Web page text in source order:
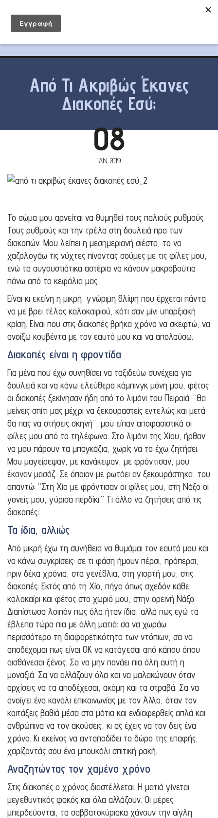
Από Τι Ακριβώς Έκανες
Διακοπές Εσύ;
08
ΙΑΝ 2019
Το σώμα μου αρνείται να θυμηθεί τους παλιούς ρυθμούς.
Τους ρυθμούς και την τρέλα στη δουλειά προ των
διακοπών. Μου λείπει η μεσημεριανή σιέστα, το να
χαζολογάω τις νύχτες πίνοντας σούμες με τις φίλες μου,
ενώ τα αυγουστιάτικα αστέρια να κάνουν μακροβούτια
πάνω από τα κεφάλια μας.
Είναι κι εκείνη η μικρή, γνώριμη θλίψη που έρχεται πάντα
να με βρει τέλος καλοκαιριού, κάτι σαν μίνι υπαρξιακή
κρίση. Είναι που στις διακοπές βρήκα χρόνο να σκεφτώ, να
ανοίξω κουβέντα με τον εαυτό μου και να απολαύσω.
Διακοπές είναι η φροντίδα
Για μένα που έχω συνηθίσει να ταξιδεύω συνέχεια για
δουλειά και να κάνω ελεύθερο κάμπινγκ μόνη μου, φέτος
οι διακοπές ξεκίνησαν ήδη από το λιμάνι του Πειραιά. “Θα
μείνεις σπίτι μας μέχρι να ξεκουραστείς εντελώς και μετά
θα πας να στήσεις σκηνή”, μου είπαν αποφασιστικά οι
φίλες μου από το τηλέφωνο. Στο λιμάνι της Χίου, ήρθαν
να μου πάρουν τα μπαγκάζια, χωρίς να το έχω ζητήσει.
Μου μαγείρεψαν, με κανάκεψαν, με φρόντισαν, μου
έκαναν μασάζ. Σε όποιον με ρωτάει αν ξεκουράστηκα, του
απαντώ: “Στη Χίο με φρόντισαν οι φίλες μου, στη Νάξο οι
γονείς μου, γύρισα περδίκι.” Τι άλλο να ζητήσεις από τις
διακοπές;
Τα ίδια, αλλιώς
Από μικρή έχω τη συνήθεια να θυμάμαι τον εαυτό μου και
να κάνω συγκρίσεις: σε τι φάση ήμουν πέρσι, πρόπερσι,
πριν δέκα χρόνια, στα γενέθλια, στη γιορτή μου, στις
διακοπές; Εκτός από τη Χίο, πήγα όπως σχεδόν κάθε
καλοκαίρι και φέτος στο χωριό μου, στην ορεινή Νάξο.
Διαπίστωσα λοιπόν πως όλα ήταν ίδια, αλλά πως εγώ τα
έβλεπα τώρα πια με άλλη ματιά: σα να χωράω
περισσότερο τη διαφορετικότητα των ντόπιων, σα να
αποδέχομαι πως είναι ΟΚ να κατάγεσαι από κάπου όπου
αισθάνεσαι ξένος. Σα να μην πονάει πια όλη αυτή η
μοναξιά. Σα να αλλάζουν όλα και να μαλακώνουν όταν
αρχίσεις να τα αποδέχεσαι, ακόμη και τα στραβά. Σα να
ανοίγει ένα κανάλι επικοινωνίας με τον Άλλο, όταν τον
κοιτάξεις βαθιά μέσα στα μάτια και ενδιαφερθείς απλά και
ανθρώπινα να τον ακούσεις, κι ας έχεις να τον δεις ένα
χρόνο. Κι εκείνος να ανταποδίδει το δώρο της επαφής,
χαρίζοντάς σου ένα μπουκάλι σπιτική ρακή.
Αναζητώντας τον χαμένο χρόνο
Στις διακοπές ο χρόνος διαστέλλεται. Η ματιά γίνεται
μεγεθυντικός φακός και όλα αλλάζουν. Οι μέρες
μπερδεύονται, τα σαββατοκύριακα χάνουν την αίγλη